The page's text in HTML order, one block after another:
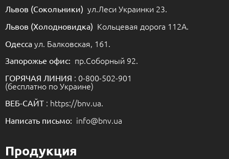
Львов (Сокольники) ул.Леси Украинки 23.
Львов (Холодновидка) Кольцевая дорога 112А.
Одесса ул. Балковская, 161.
Запорожье офис: пр.Соборный 92.
ГОРЯЧАЯ ЛИНИЯ : 0-800-502-901
(бесплатно по Украине)
ВЕБ-САЙТ : https://bnv.ua.
Написать письмо: info@bnv.ua
Продукция